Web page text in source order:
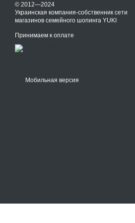
© 2012—2024
Украинская компания-собственник сети
магазинов семейного шопинга YUKI
Принимаем к оплате
Мобильная версия